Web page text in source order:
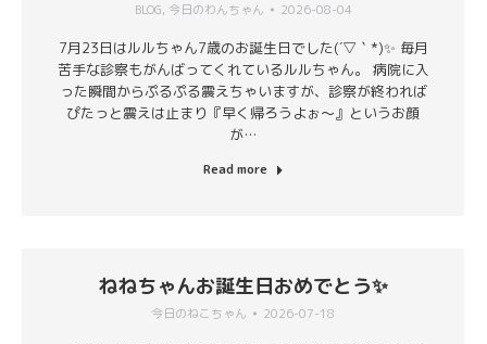
BLOG, 今日のわんちゃん 2026-08-04
7月23日はルルちゃん7歳のお誕生日でした(´▽｀*)✨ 毎月
苦手な診察もがんばってくれているルルちゃん。 病院に入
った瞬間からぷるぷる震えちゃいますが、診察が終われば
ぴたっと震えは止まり『早く帰ろうよぉ～』というお顔
が…
Read more
ねねちゃんお誕生日おめでとう✨
今日のねこちゃん 2026-07-18